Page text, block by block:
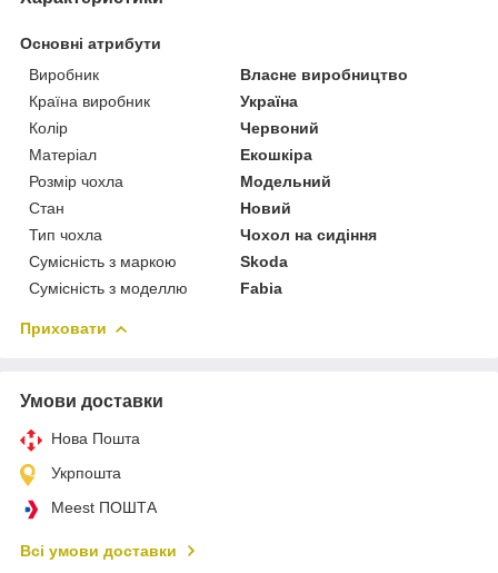
Основні атрибути
Виробник
Власне виробництво
Країна виробник
Україна
Колір
Червоний
Матеріал
Екошкіра
Розмір чохла
Модельний
Стан
Новий
Тип чохла
Чохол на сидіння
Сумісність з маркою
Skoda
Сумісність з моделлю
Fabia
Приховати
Умови доставки
Нова Пошта
Укрпошта
Meest ПОШТА
Всі умови доставки